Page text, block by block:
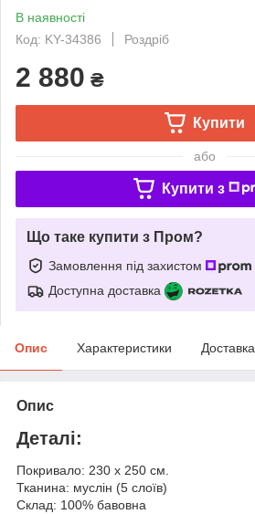
В наявності
Код: KY-34386
Роздріб
2 880 ₴
Купити
або
Купити з
Що таке купити з Пром?
Замовлення під захистом
Доступна доставка
Опис Характеристики Доставка
Опис
Деталі:
Покривало: 230 х 250 см.
Тканина: муслін (5 слоїв)
Склад: 100% бавовна